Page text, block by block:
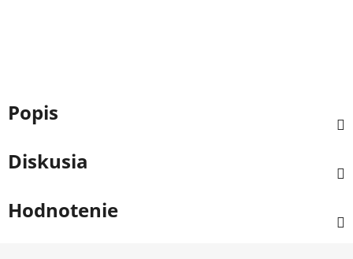
Popis
Diskusia
Hodnotenie